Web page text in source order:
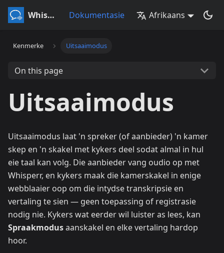
Whisperr Dokumentasie Afrikaans
Kenmerke Uitsaaimodus
On this page
Uitsaaimodus
Uitsaaimodus laat 'n spreker (of aanbieder) 'n kamer
skep en 'n skakel met kykers deel sodat almal in hul
eie taal kan volg. Die aanbieder vang oudio op met
Whisperr, en kykers maak die kamerskakel in enige
webblaaier oop om die intydse transkripsie en
vertaling te sien — geen toepassing of registrasie
nodig nie. Kykers wat eerder wil luister as lees, kan
Spraakmodusaanskakel en elke vertaling hardop
hoor.